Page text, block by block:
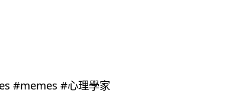
#memes #心理學家